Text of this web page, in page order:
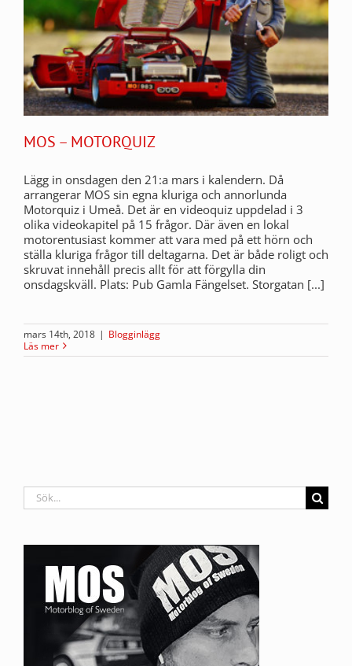
MOS – MOTORQUIZ
Lägg in onsdagen den 21:a mars i kalendern. Då
arrangerar MOS sin egna kluriga och annorlunda
Motorquiz i Umeå. Det är en videoquiz uppdelad i 3
olika videokapitel på 15 frågor. Där även en lokal
motorentusiast kommer att vara med på ett hörn och
ställa kluriga frågor till deltagarna. Det är både roligt och
skruvat innehåll precis allt för att förgylla din
onsdagskväll. Plats: Pub Gamla Fängelset. Storgatan [...]
mars 14th, 2018 | Blogginlägg
Läs mer
Sök
efter: